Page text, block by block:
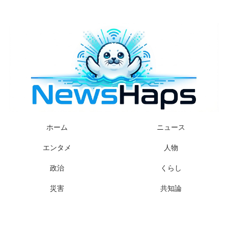
ホーム ニュース
エンタメ 人物
政治 くらし
災害 共知論